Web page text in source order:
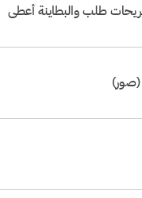
طلب والبطاينة أعطى
(صور)